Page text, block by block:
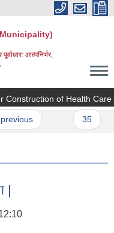
Municipality)
आत्मनिर्भर,
of Health Care
|